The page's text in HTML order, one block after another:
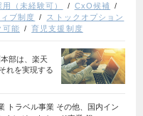
（未経験可）
CxO候補
ブ制度
ストックオプション
可能 育児支援制度
部は、楽天
れを実現する
トラベル事業 その他、国内イン